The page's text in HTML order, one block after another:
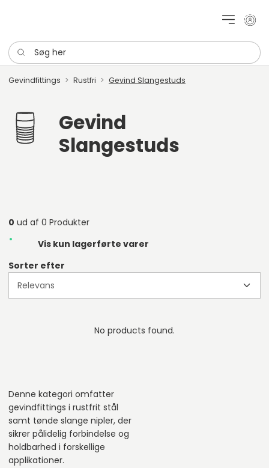
Mit
Søg her
Gevindfittings Rustfri Gevind Slangestuds
Gevind
Slangestuds
0 ud af 0 Produkter
Vis kun lagerførte varer
Sorter efter
No products found.
Denne kategori omfatter
gevindfittings i rustfrit stål
samt tønde slange nipler, der
sikrer pålidelig forbindelse og
holdbarhed i forskellige
applikationer.